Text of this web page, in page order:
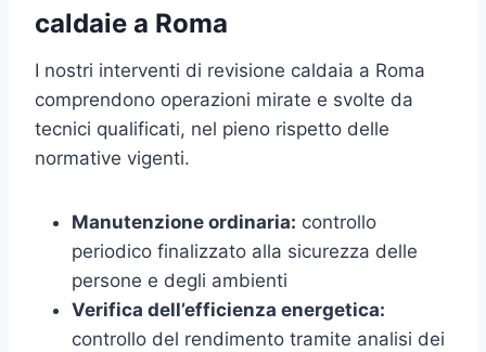
caldaie a Roma
I nostri interventi di revisione caldaia a Roma
comprendono operazioni mirate e svolte da
tecnici qualificati, nel pieno rispetto delle
normative vigenti.
Manutenzione ordinaria: controllo
periodico finalizzato alla sicurezza delle
persone e degli ambienti
Verifica dell’efficienza energetica:
controllo del rendimento tramite analisi dei